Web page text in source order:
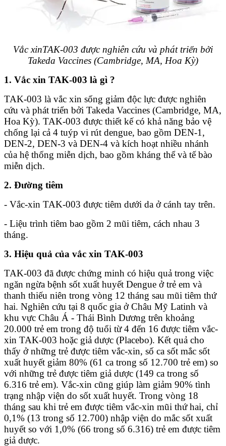
Vắc xinTAK-003 được nghiên cứu và phát triển bởi
Takeda Vaccines (Cambridge, MA, Hoa Kỳ)
1. Vắc xin TAK-003 là gì ?
TAK-003 là vắc xin sống giảm độc lực được nghiên
cứu và phát triển bởi Takeda Vaccines (Cambridge, MA,
Hoa Kỳ). TAK-003 được thiết kế có khả năng bảo vệ
chống lại cả 4 tuýp vi rút dengue, bao gồm DEN-1,
DEN-2, DEN-3 và DEN-4 và kích hoạt nhiều nhánh
của hệ thống miễn dịch, bao gồm kháng thể và tế bào
miễn dịch.
2. Đường tiêm
- Vắc-xin TAK-003 được tiêm dưới da ở cánh tay trên.
- Liệu trình tiêm bao gồm 2 mũi tiêm, cách nhau 3
tháng.
3. Hiệu quả của vắc xin TAK-003
TAK-003 đã được chứng minh có hiệu quả trong việc
ngăn ngừa bệnh sốt xuất huyết Dengue ở trẻ em và
thanh thiếu niên trong vòng 12 tháng sau mũi tiêm thứ
hai. Nghiên cứu tại 8 quốc gia ở Châu Mỹ Latinh và
khu vực Châu Á - Thái Bình Dương trên khoảng
20.000 trẻ em trong độ tuổi từ 4 đến 16 được tiêm vắc-
xin TAK-003 hoặc giả dược (Placebo). Kết quả cho
thấy ở những trẻ được tiêm vắc-xin, số ca sốt mắc sốt
xuất huyết giảm 80% (61 ca trong số 12.700 trẻ em) so
với những trẻ được tiêm giả dược (149 ca trong số
6.316 trẻ em). Vắc-xin cũng giúp làm giảm 90% tình
trạng nhập viện do sốt xuất huyết. Trong vòng 18
tháng sau khi trẻ em được tiêm vắc-xin mũi thứ hai, chỉ
0,1% (13 trong số 12.700) nhập viện do mắc sốt xuất
huyết so với 1,0% (66 trong số 6.316) trẻ em được tiêm
giả dược.